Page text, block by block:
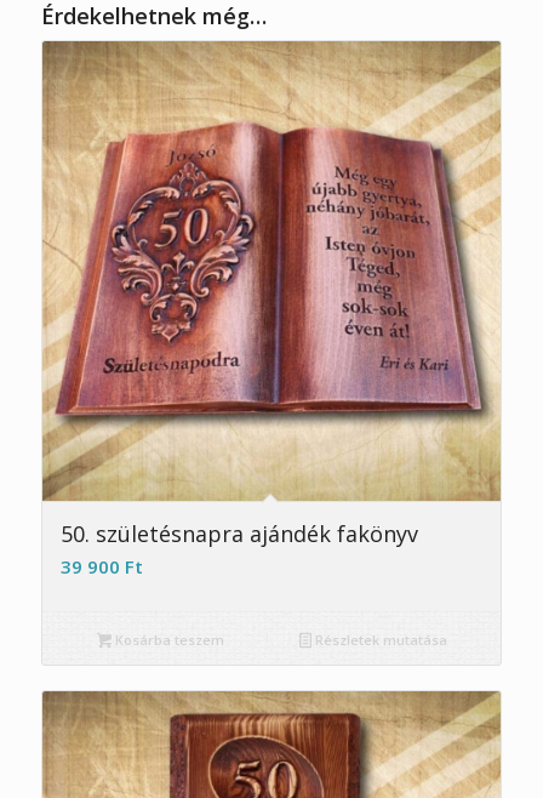
Érdekelhetnek még…
5.00
50. születésnapra ajándék fakönyv
39 900 Ft
Kosárba teszem Részletek mutatása